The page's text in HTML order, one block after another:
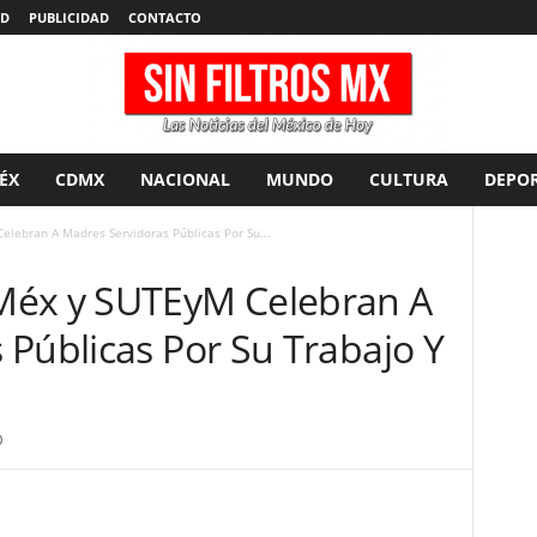
PUBLICIDAD CONTACTO
CDMX NACIONAL MUNDO CULTURA
A Madres Servidoras Públicas Por Su...
y SUTEyM Celebran A
Por Su Trabajo Y